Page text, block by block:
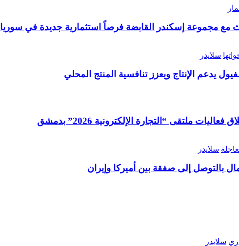
مع مجموعة إسكندر القابضة فرصاً استثمارية جديدة في سوريا
سلايدر
يدعم الإنتاج ويعزز تنافسية المنتج المحلي
ملتقى “التجارة الإلكترونية 2026” بدمشق
سلايدر
بالتوصل إلى صفقة بين أميركا وإيران
سلايدر